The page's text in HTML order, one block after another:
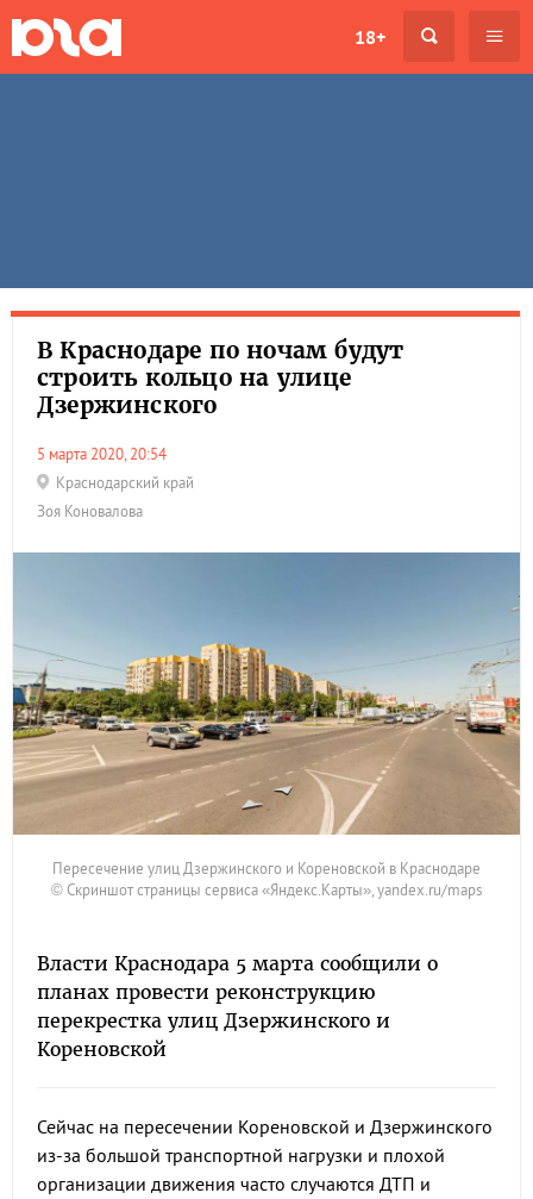
18+
В Краснодаре по ночам будут
строить кольцо на улице
Дзержинского
5 марта 2020, 20:54
Краснодарский край
Зоя Коновалова
Пересечение улиц Дзержинского и Кореновской в Краснодаре
© Скриншот страницы сервиса «Яндекс.Карты», yandex.ru/maps
Власти Краснодара 5 марта сообщили о
планах провести реконструкцию
перекрестка улиц Дзержинского и
Кореновской
Сейчас на пересечении Кореновской и Дзержинского
из-за большой транспортной нагрузки и плохой
организации движения часто случаются ДТП и